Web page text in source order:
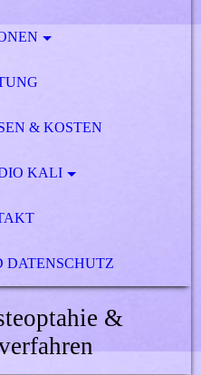
& KOSTEN
KALI
DATENSCHUTZ
&